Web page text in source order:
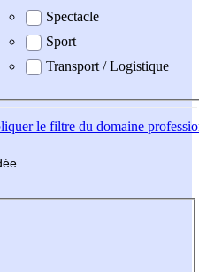
Spectacle
Sport
Transport / Logistique
le filtre du domaine